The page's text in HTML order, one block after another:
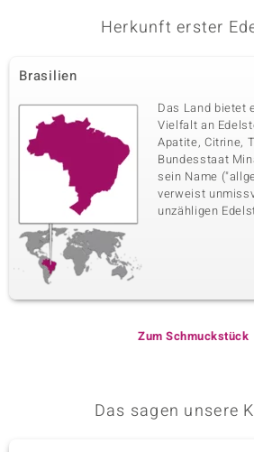
Herkunft erster
Brasilien
Das Land bietet
Vielfalt an
Apatite, Citrine,
Bundesstaat
sein Name
verweist
unzähligen
Zum Schmuckstück
Das sagen unsere